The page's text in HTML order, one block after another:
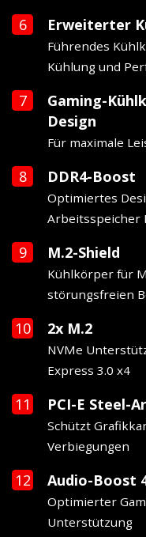
Erweiterter
Führendes
Kühlung und
Gaming-
Design
Für maximale
DDR4-Boost
Optimiertes
Arbeitsspeicher
M.2-Shield
Kühlkörper für
störungsfreien
2x M.2
NVMe
Express 3.0 x4
PCI-E Steel-
Schützt
Verbiegungen
Audio-Boost
Optimierter
Unterstützung